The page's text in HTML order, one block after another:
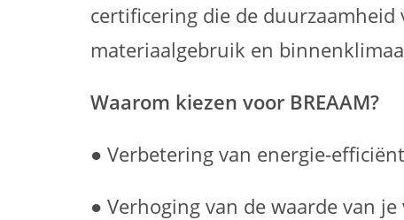
certificering die de
materiaalgebruik en
Waarom kiezen voor BREAAM?
● Verbetering van energie-
● Verhoging van de waarde van je